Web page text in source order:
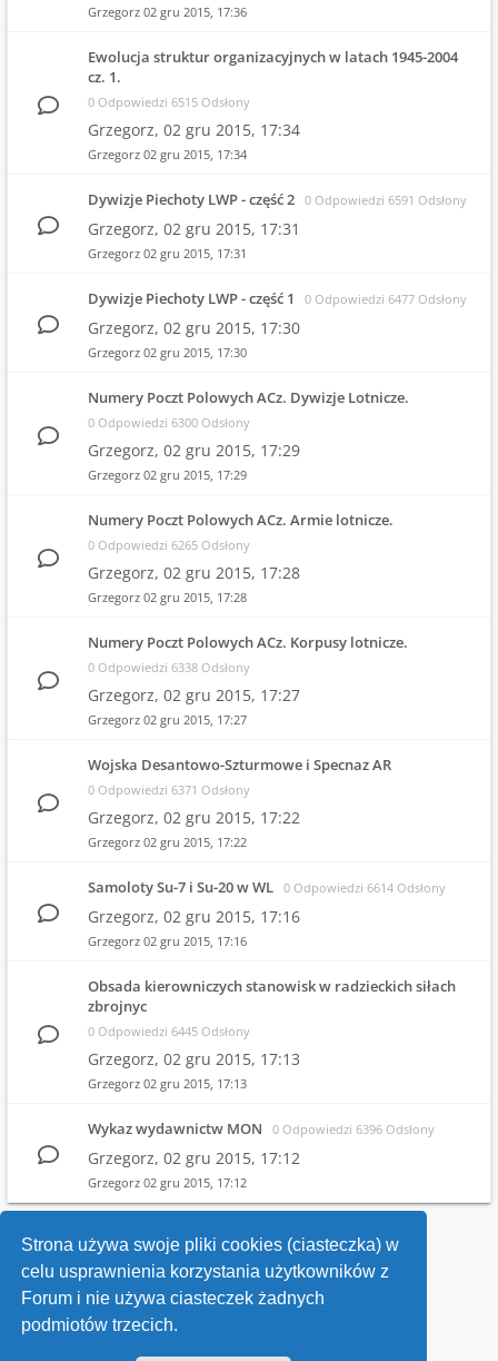
Strona używa swoje pliki cookies (ciasteczka) w
celu usprawnienia korzystania użytkowników z
Forum i nie używa ciasteczek żadnych
podmiotów trzecich.
Grzegorz 02 gru 2015, 17:36
Ewolucja struktur organizacyjnych w latach 1945-2004
cz. 1.
0 Odpowiedzi 6515 Odsłony
Grzegorz, 02 gru 2015, 17:34
Grzegorz 02 gru 2015, 17:34
Dywizje Piechoty LWP - część 2 0 Odpowiedzi 6591 Odsłony
Grzegorz, 02 gru 2015, 17:31
Grzegorz 02 gru 2015, 17:31
Dywizje Piechoty LWP - część 1 0 Odpowiedzi 6477 Odsłony
Grzegorz, 02 gru 2015, 17:30
Grzegorz 02 gru 2015, 17:30
Numery Poczt Polowych ACz. Dywizje Lotnicze.
0 Odpowiedzi 6300 Odsłony
Grzegorz, 02 gru 2015, 17:29
Grzegorz 02 gru 2015, 17:29
Numery Poczt Polowych ACz. Armie lotnicze.
0 Odpowiedzi 6265 Odsłony
Grzegorz, 02 gru 2015, 17:28
Grzegorz 02 gru 2015, 17:28
Numery Poczt Polowych ACz. Korpusy lotnicze.
0 Odpowiedzi 6338 Odsłony
Grzegorz, 02 gru 2015, 17:27
Grzegorz 02 gru 2015, 17:27
Wojska Desantowo-Szturmowe i Specnaz AR
0 Odpowiedzi 6371 Odsłony
Grzegorz, 02 gru 2015, 17:22
Grzegorz 02 gru 2015, 17:22
Samoloty Su-7 i Su-20 w WL 0 Odpowiedzi 6614 Odsłony
Grzegorz, 02 gru 2015, 17:16
Grzegorz 02 gru 2015, 17:16
Obsada kierowniczych stanowisk w radzieckich siłach
zbrojnyc
0 Odpowiedzi 6445 Odsłony
Grzegorz, 02 gru 2015, 17:13
Grzegorz 02 gru 2015, 17:13
Wykaz wydawnictw MON 0 Odpowiedzi 6396 Odsłony
Grzegorz, 02 gru 2015, 17:12
Grzegorz 02 gru 2015, 17:12
1 2
Wróć do wykazu forów